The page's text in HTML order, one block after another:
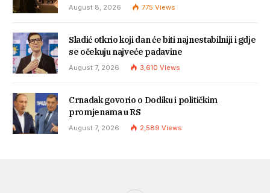
August 8, 2026 775 Views
Sladić otkrio koji dan će biti najnestabilniji i gdje
se očekuju najveće padavine
August 7, 2026 3,610 Views
Crnadak govorio o Dodiku i političkim
promjenama u RS
August 7, 2026 2,589 Views